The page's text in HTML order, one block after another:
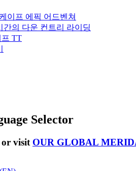
이프 에픽 어드벤쳐
간의 다운 컨트리 라이딩
프 TT
Selector
or visit OUR GLOBAL